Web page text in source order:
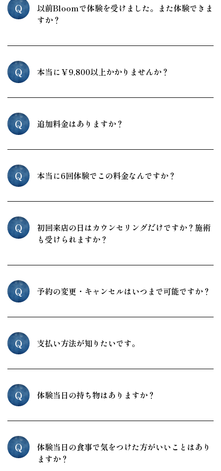
Q
以前Bloomで体験を受けました。また体験できま
すか？
Q 本当に￥9,800以上かかりませんか？
Q 追加料金はありますか？
Q 本当に6回体験でこの料金なんですか？
Q
初回来店の日はカウンセリングだけですか？施術
も受けられますか？
Q 予約の変更・キャンセルはいつまで可能ですか？
Q 支払い方法が知りたいです。
Q 体験当日の持ち物はありますか？
Q
体験当日の食事で気をつけた方がいいことはあり
ますか？